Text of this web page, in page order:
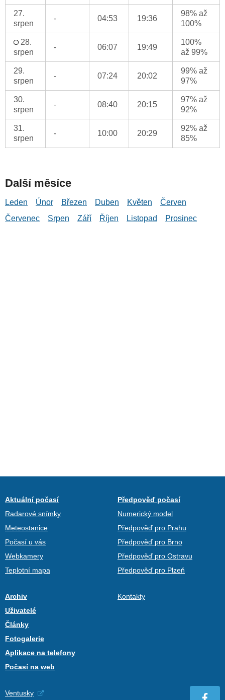
27.
srpen
- 04:53 19:36
98% až
100%
28.
srpen
- 06:07 19:49
100%
až 99%
29.
srpen
- 07:24 20:02
99% až
97%
30.
srpen
- 08:40 20:15
97% až
92%
31.
srpen
- 10:00 20:29
92% až
85%
Další měsíce
Leden Únor Březen Duben Květen
Červen
Červenec
Srpen Září Říjen Listopad Prosinec
Aktuální počasí
Radarové snímky
Meteostanice
Počasí u vás
Webkamery
Teplotní mapa
Předpověď počasí
Numerický model
Předpověď pro Prahu
Předpověď pro Brno
Předpověď pro Ostravu
Předpověď pro Plzeň
Archiv
Uživatelé
Články
Fotogalerie
Aplikace na telefony
Počasí na web
Kontakty
Ventusky